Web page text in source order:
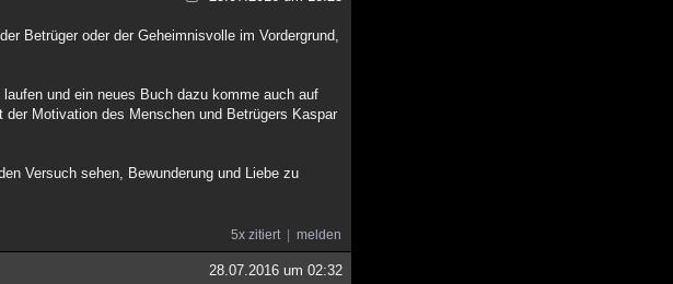
Betrüger oder der Geheimnisvolle im Vordergrund,
und ein neues Buch dazu komme auch auf
Motivation des Menschen und Betrügers Kaspar
Versuch sehen, Bewunderung und Liebe zu
5x zitiert melden
28.07.2016 um 02:32